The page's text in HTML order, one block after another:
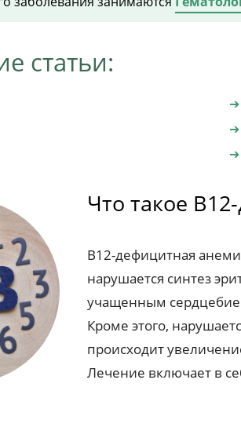
статьи:
Что такое
B12-дефицитная
нарушается синтез
учащенным
Кроме этого,
происходит
Лечение включает в